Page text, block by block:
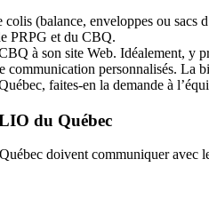
(balance, enveloppes ou sacs
PRPG et du CBQ.
à son site Web. Idéalement,
personnalisés. La
faites-en la demande à
du Québec
doivent communiquer